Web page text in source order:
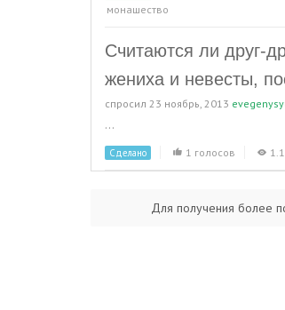
монашество
Считаются ли друг-
жениха и невесты,
спросил 23 ноябрь, 2013
...
Сделано 1 голосов
Для получения более